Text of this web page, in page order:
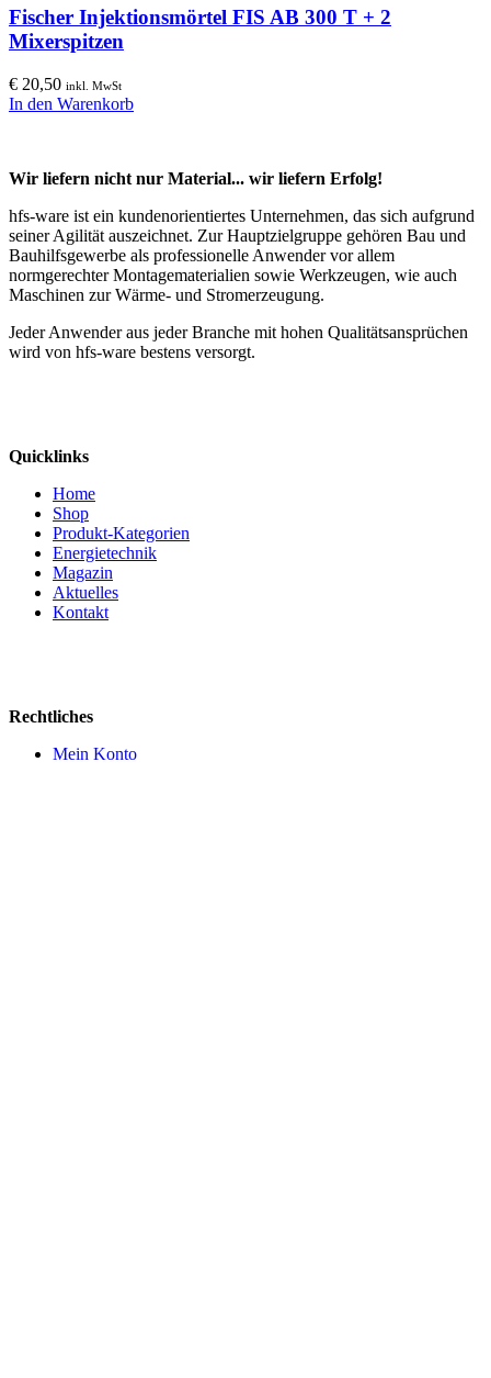
Fischer Injektionsmörtel FIS AB 300 T + 2
Mixerspitzen
€ 20,50 inkl. MwSt
In den Warenkorb
Wir liefern nicht nur Material... wir liefern Erfolg!
hfs-ware ist ein kundenorientiertes Unternehmen, das sich aufgrund
seiner Agilität auszeichnet. Zur Hauptzielgruppe gehören Bau und
Bauhilfsgewerbe als professionelle Anwender vor allem
normgerechter Montagematerialien sowie Werkzeugen, wie auch
Maschinen zur Wärme- und Stromerzeugung.
Jeder Anwender aus jeder Branche mit hohen Qualitätsansprüchen
wird von hfs-ware bestens versorgt.
Quicklinks
Home
Shop
Produkt-Kategorien
Energietechnik
Magazin
Aktuelles
Kontakt
Rechtliches
Mein Konto